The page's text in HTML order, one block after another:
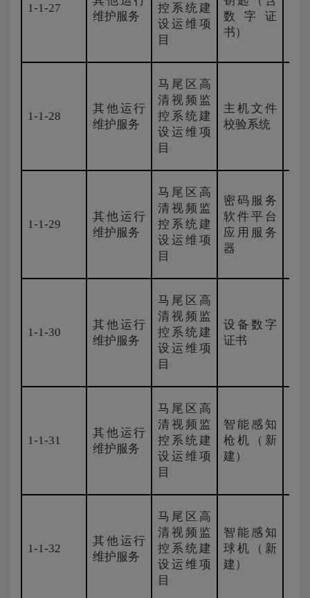
1-1-27
维护服务
控系统建
设运维项
目
数字证
书）
1-1-28
其他运行
维护服务
马尾区高
清视频监
控系统建
设运维项
目
主机文件
校验系统
1-1-29
其他运行
维护服务
马尾区高
清视频监
控系统建
设运维项
目
密码服务
软件平台
应用服务
器
1-1-30
其他运行
维护服务
马尾区高
清视频监
控系统建
设运维项
目
设备数字
证书
1-1-31
其他运行
维护服务
马尾区高
清视频监
控系统建
设运维项
目
智能感知
枪机（新
建）
1-1-32
其他运行
维护服务
马尾区高
清视频监
控系统建
设运维项
目
智能感知
球机（新
建）